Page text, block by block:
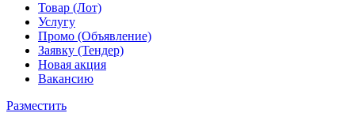
Товар (Лот)
Услугу
Промо (Объявление)
Заявку (Тендер)
Новая акция
Вакансию
Разместить